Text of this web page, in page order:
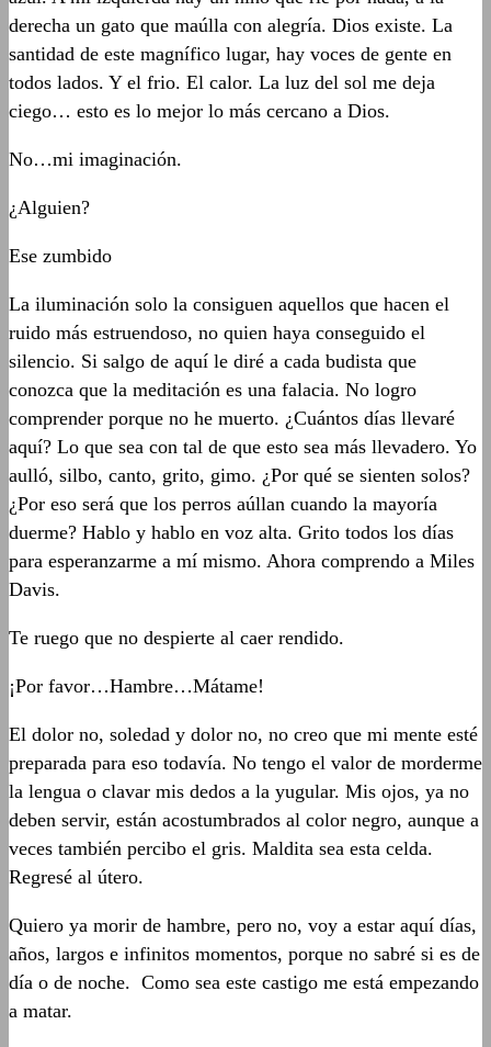
derecha un gato que maúlla con alegría. Dios existe. La
santidad de este magnífico lugar, hay voces de gente en
todos lados. Y el frio. El calor. La luz del sol me deja
ciego… esto es lo mejor lo más cercano a Dios.
No…mi imaginación.
¿Alguien?
Ese zumbido
La iluminación solo la consiguen aquellos que hacen el
ruido más estruendoso, no quien haya conseguido el
silencio. Si salgo de aquí le diré a cada budista que
conozca que la meditación es una falacia. No logro
comprender porque no he muerto. ¿Cuántos días llevaré
aquí? Lo que sea con tal de que esto sea más llevadero. Yo
aulló, silbo, canto, grito, gimo. ¿Por qué se sienten solos?
¿Por eso será que los perros aúllan cuando la mayoría
duerme? Hablo y hablo en voz alta. Grito todos los días
para esperanzarme a mí mismo. Ahora comprendo a Miles
Davis.
Te ruego que no despierte al caer rendido.
¡Por favor…Hambre…Mátame!
El dolor no, soledad y dolor no, no creo que mi mente esté
preparada para eso todavía. No tengo el valor de morderme
la lengua o clavar mis dedos a la yugular. Mis ojos, ya no
deben servir, están acostumbrados al color negro, aunque a
veces también percibo el gris. Maldita sea esta celda.
Regresé al útero.
Quiero ya morir de hambre, pero no, voy a estar aquí días,
años, largos e infinitos momentos, porque no sabré si es de
día o de noche. Como sea este castigo me está empezando
a matar.